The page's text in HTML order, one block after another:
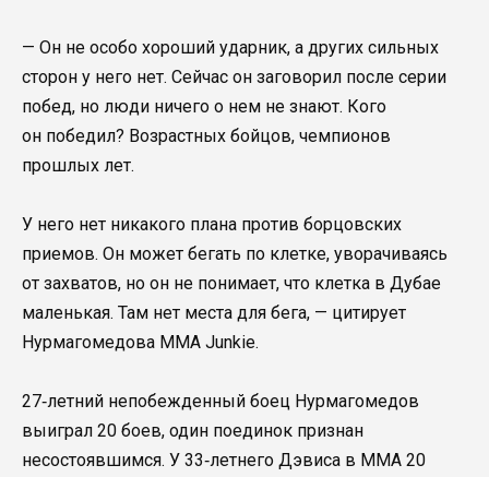
— Он не особо хороший ударник, а других сильных
сторон у него нет. Сейчас он заговорил после серии
побед, но люди ничего о нем не знают. Кого
он победил? Возрастных бойцов, чемпионов
прошлых лет.
У него нет никакого плана против борцовских
приемов. Он может бегать по клетке, уворачиваясь
от захватов, но он не понимает, что клетка в Дубае
маленькая. Там нет места для бега, — цитирует
Нурмагомедова MMA Junkie.
27‑летний непобежденный боец Нурмагомедов
выиграл 20 боев, один поединок признан
несостоявшимся. У 33‑летнего Дэвиса в ММА 20